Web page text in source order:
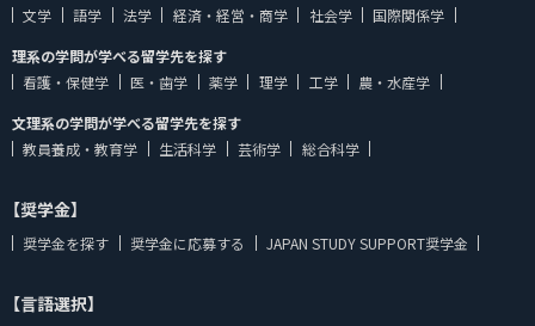
文学
語学 法学 経済・経営・商学 社会学
国際関係学
理系の学問が学べる留学先を探す
看護・保健学
医・歯学 薬学 理学 工学
農・水産学
文理系の学問が学べる留学先を探す
教員養成・教育学
生活科学 芸術学 総合科学
【奨学金】
奨学金を探す 奨学金に応募する JAPAN STUDY SUPPORT奨学金
【言語選択】